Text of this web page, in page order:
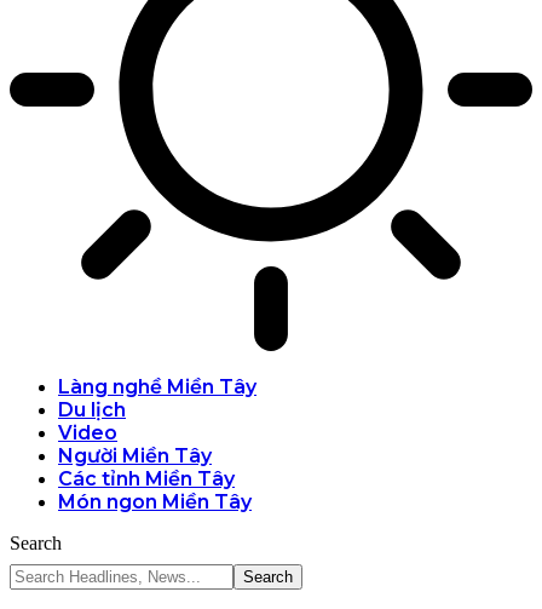
Làng nghề Miền Tây
Du lịch
Video
Người Miền Tây
Các tỉnh Miền Tây
Món ngon Miền Tây
Search